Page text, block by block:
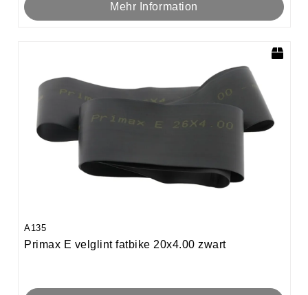
Mehr Information
A135
Primax E velglint fatbike 20x4.00 zwart